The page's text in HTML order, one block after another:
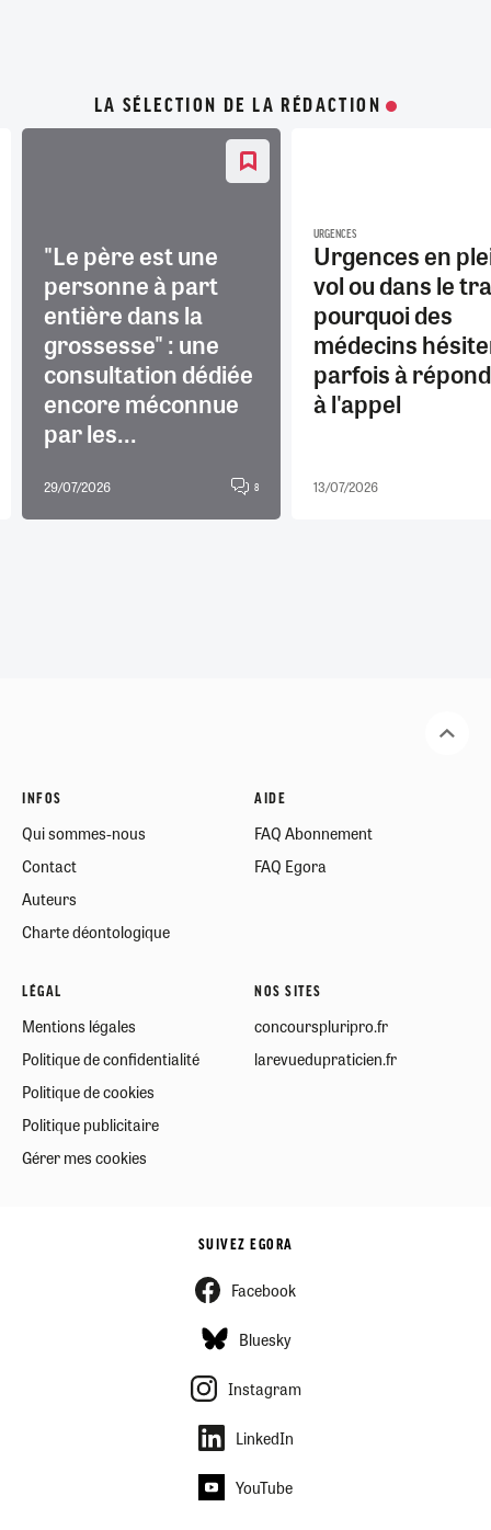
LA SÉLECTION DE LA RÉDACTION
"Le père est une
personne à part
entière dans la
grossesse" : une
consultation dédiée
encore méconnue
par les...
29/07/2026 8
URGENCES
Urgences en
vol ou dans le
pourquoi des
médecins
parfois à
à l'appel
13/07/2026
INFOS
Qui sommes-nous
Contact
Auteurs
Charte déontologique
AIDE
FAQ Abonnement
FAQ Egora
LÉGAL
Mentions légales
Politique de confidentialité
Politique de cookies
Politique publicitaire
Gérer mes cookies
NOS SITES
concourspluripro.fr
larevuedupraticien.fr
SUIVEZ EGORA
Facebook
Bluesky
Instagram
LinkedIn
YouTube